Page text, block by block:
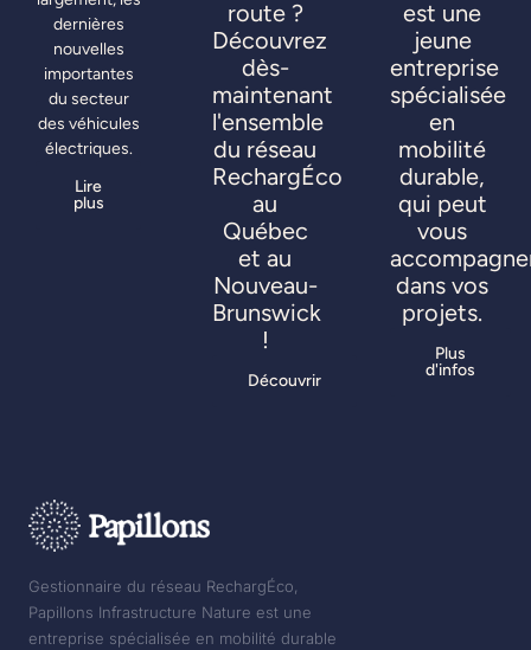
dernières
nouvelles
importantes
du secteur
des véhicules
électriques.
Lire
plus
route ?
Découvrez
dès-
maintenant
l'ensemble
du réseau
RechargÉco
au
Québec
et au
Nouveau-
Brunswick
!
Découvrir
est une
jeune
entreprise
spécialisée
en
mobilité
durable,
qui peut
vous
dans vos
projets.
Plus
d'infos
Gestionnaire du réseau RechargÉco,
Papillons Infrastructure Nature est une
entreprise spécialisée en mobilité durable